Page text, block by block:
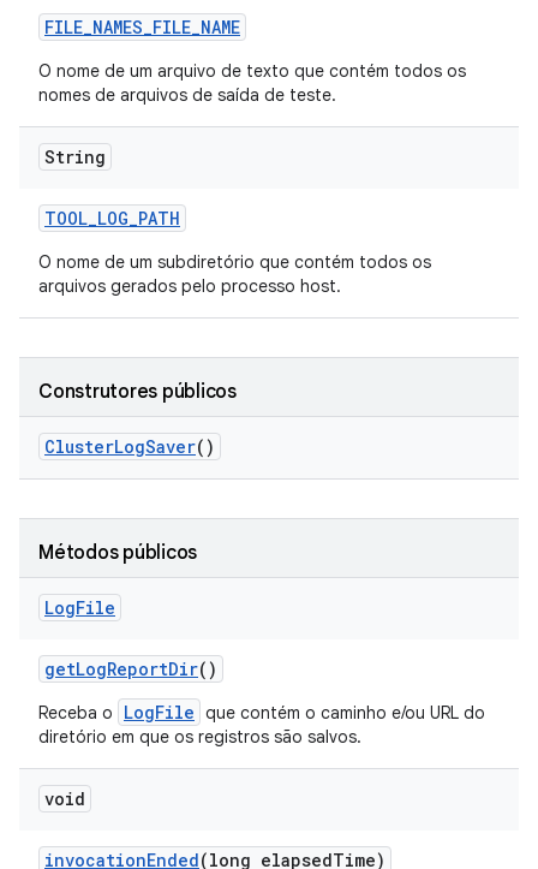
FILE_NAMES_FILE_NAME
O nome de um arquivo de texto que contém todos os
nomes de arquivos de saída de teste.
String
TOOL_LOG_PATH
O nome de um subdiretório que contém todos os
arquivos gerados pelo processo host.
Construtores públicos
ClusterLogSaver()
Métodos públicos
LogFile
getLogReportDir()
Receba o LogFile que contém o caminho e/ou URL do
diretório em que os registros são salvos.
void
invocationEnded(long elapsedTime)